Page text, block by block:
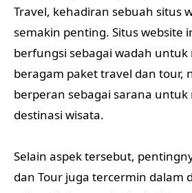
Travel, kehadiran sebuah situs
semakin penting. Situs website
berfungsi sebagai wadah untuk
beragam paket travel dan tour,
berperan sebagai sarana untuk
destinasi wisata.
Selain aspek tersebut,
dan Tour juga tercermin dalam